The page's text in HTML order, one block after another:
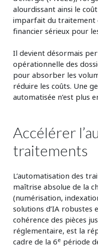
alourdissant ainsi le
imparfait du traitement
financier sérieux pour
Il devient désormais
opérationnelle des
pour absorber les
réduire les coûts. Une
automatisée n’est plus
Accélérer
traitements
L’automatisation des
maîtrise absolue de la
(numérisation,
solutions d’IA robustes
cohérence des pièces
réglementaire, est la
cadre de la 6e période